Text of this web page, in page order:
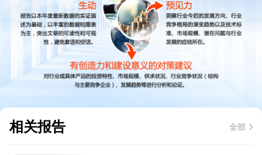
相关报告 全部